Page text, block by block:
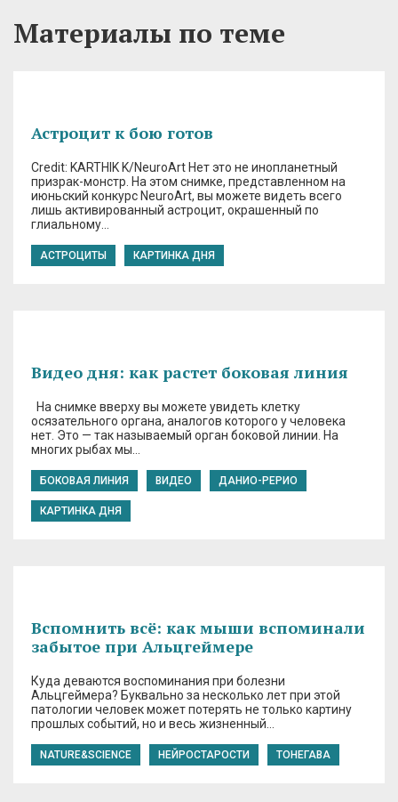
Материалы по теме
Астроцит к бою готов
Credit: KARTHIK K/NeuroArt Нет это не инопланетный
призрак-монстр. На этом снимке, представленном на
июньский конкурс NeuroArt, вы можете видеть всего
лишь активированный астроцит, окрашенный по
глиальному…
АСТРОЦИТЫ КАРТИНКА ДНЯ
Видео дня: как растет боковая линия
На снимке вверху вы можете увидеть клетку
осязательного органа, аналогов которого у человека
нет. Это — так называемый орган боковой линии. На
многих рыбах мы…
БОКОВАЯ ЛИНИЯ ВИДЕО ДАНИО-РЕРИО
КАРТИНКА ДНЯ
Вспомнить всё: как мыши вспоминали
забытое при Альцгеймере
Куда деваются воспоминания при болезни
Альцгеймера? Буквально за несколько лет при этой
патологии человек может потерять не только картину
прошлых событий, но и весь жизненный…
NATURE&SCIENCE НЕЙРОСТАРОСТИ ТОНЕГАВА